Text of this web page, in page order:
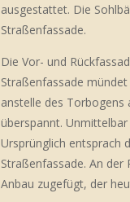
ausgestattet. Die
Straßenfassade.
Die Vor- und
Straßenfassade
anstelle des Torbogens
überspannt.
Ursprünglich entsprach
Straßenfassade. An der
Anbau zugefügt, der